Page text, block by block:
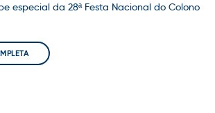
especial da 28ª Festa Nacional do Colono